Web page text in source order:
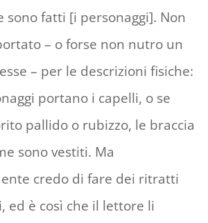
sono fatti [i personaggi]. Non
– o forse non nutro un
– per le descrizioni fisiche:
portano i capelli, o se
pallido o rubizzo, le braccia
sono vestiti. Ma
credo di fare dei ritratti
ed è così che il lettore li